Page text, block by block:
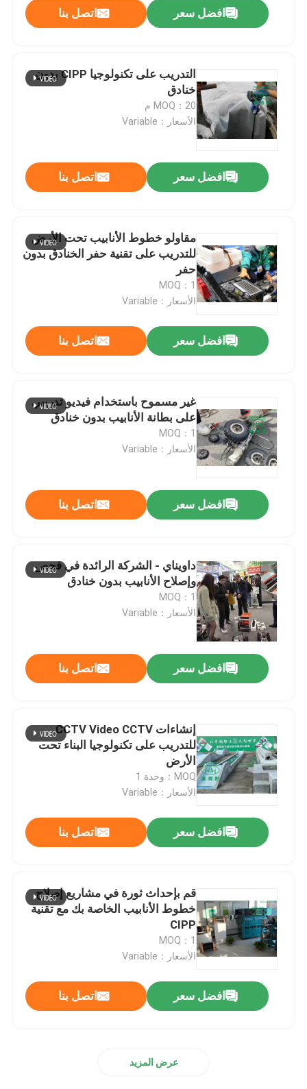
منتجات
معلومات عنا
جولة في المعمل
اتصل بنا
أخبار
اطلب اقتباس
افضل سعر اتصل بنا
التدريب على تكنولوجيا CIPP بدون
خنادق
MOQ：20 م
الأسعار：Variable
افضل سعر اتصل بنا
مقاولو خطوط الأنابيب تحت الأرض
للتدريب على تقنية حفر الخنادق بدون
حفر
MOQ：1
الأسعار：Variable
افضل سعر اتصل بنا
غير مسموح باستخدام فيديو تدريبي
على بطانة الأنابيب بدون خنادق
MOQ：1
الأسعار：Variable
افضل سعر اتصل بنا
داويناي - الشركة الرائدة في فحص
وإصلاح الأنابيب بدون خنادق
MOQ：1
الأسعار：Variable
افضل سعر اتصل بنا
إنشاءات CCTV Video CCTV
للتدريب على تكنولوجيا البناء تحت
الأرض
MOQ：وحدة 1
الأسعار：Variable
افضل سعر اتصل بنا
قم بإحداث ثورة في مشاريع إصلاح
خطوط الأنابيب الخاصة بك مع تقنية
CIPP
MOQ：1
الأسعار：Variable
افضل سعر اتصل بنا
عرض المزيد